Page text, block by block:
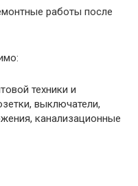
работы после
техники и
выключатели,
канализационные